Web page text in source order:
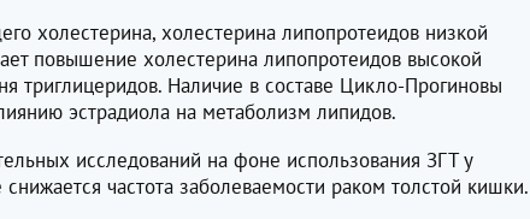
холестерина, холестерина липопротеидов низкой
повышение холестерина липопротеидов высокой
триглицеридов. Наличие в составе Цикло-Прогиновы
эстрадиола на метаболизм липидов.
исследований на фоне использования ЗГТ у
частота заболеваемости раком толстой кишки.